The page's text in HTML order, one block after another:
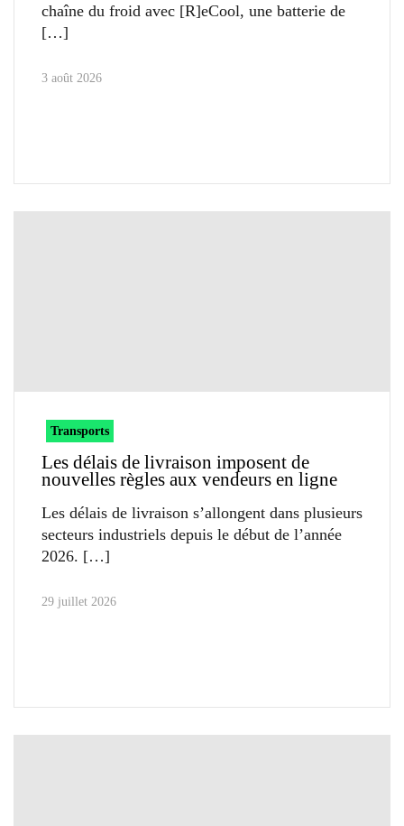
chaîne du froid avec [R]eCool, une batterie de
3 août 2026
Transports
Les délais de livraison imposent de
nouvelles règles aux vendeurs en ligne
Les délais de livraison s’allongent dans plusieurs
secteurs industriels depuis le début de l’année
2026.
29 juillet 2026